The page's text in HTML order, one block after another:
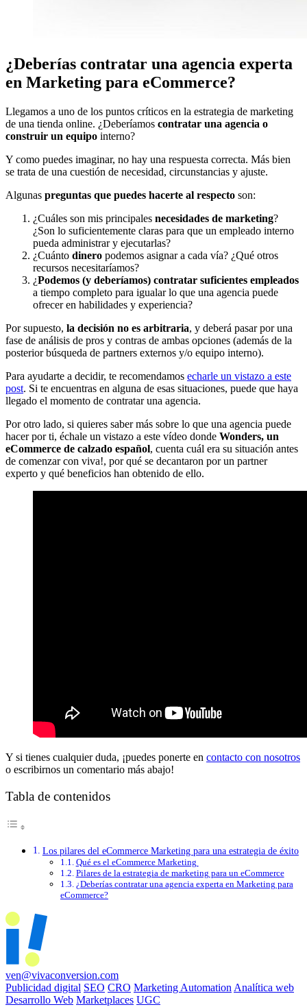
¿Deberías contratar una agencia experta
en Marketing para eCommerce?
Llegamos a uno de los puntos críticos en la estrategia de marketing
de una tienda online. ¿Deberíamos contratar una agencia o
construir un equipo interno?
Y como puedes imaginar, no hay una respuesta correcta. Más bien
se trata de una cuestión de necesidad, circunstancias y ajuste.
Algunas preguntas que puedes hacerte al respecto son:
¿Cuáles son mis principales necesidades de marketing?
¿Son lo suficientemente claras para que un empleado interno
pueda administrar y ejecutarlas?
¿Cuánto dinero podemos asignar a cada vía? ¿Qué otros
recursos necesitaríamos?
¿Podemos (y deberíamos) contratar suficientes empleados
a tiempo completo para igualar lo que una agencia puede
ofrecer en habilidades y experiencia?
Por supuesto, la decisión no es arbitraria, y deberá pasar por una
fase de análisis de pros y contras de ambas opciones (además de la
posterior búsqueda de partners externos y/o equipo interno).
Para ayudarte a decidir, te recomendamos echarle un vistazo a este
post. Si te encuentras en alguna de esas situaciones, puede que haya
llegado el momento de contratar una agencia.
Por otro lado, si quieres saber más sobre lo que una agencia puede
hacer por ti, échale un vistazo a este vídeo donde Wonders, un
eCommerce de calzado español, cuenta cuál era su situación antes
de comenzar con viva!, por qué se decantaron por un partner
experto y qué beneficios han obtenido de ello.
Y si tienes cualquier duda, ¡puedes ponerte en contacto con nosotros
o escribirnos un comentario más abajo!
Tabla de contenidos
Los pilares del eCommerce Marketing para una estrategia de éxito
Qué es el eCommerce Marketing
Pilares de la estrategia de marketing para un eCommerce
¿Deberías contratar una agencia experta en Marketing para
eCommerce?
ven@vivaconversion.com
Publicidad digital SEO CRO Marketing Automation Analítica web
Desarrollo Web Marketplaces UGC